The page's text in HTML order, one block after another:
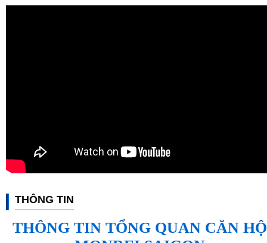
THÔNG TIN
THÔNG TIN TỔNG QUAN CĂN HỘ